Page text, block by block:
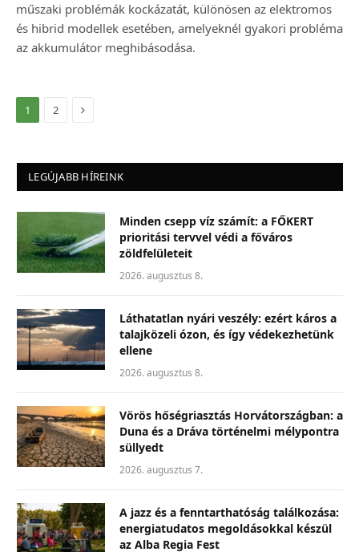
műszaki problémák kockázatát, különösen az elektromos
és hibrid modellek esetében, amelyeknél gyakori probléma
az akkumulátor meghibásodása.
1 2 Következő
LEGÚJABB HÍREINK
Minden csepp víz számít: a FŐKERT
prioritási tervvel védi a főváros
zöldfelületeit
2026. augusztus 8.
Láthatatlan nyári veszély: ezért káros a
talajközeli ózon, és így védekezhetünk
ellene
2026. augusztus 8.
Vörös hőségriasztás Horvátországban: a
Duna és a Dráva történelmi mélypontra
süllyedt
2026. augusztus 7.
A jazz és a fenntarthatóság találkozása:
energiatudatos megoldásokkal készül
az Alba Regia Fest